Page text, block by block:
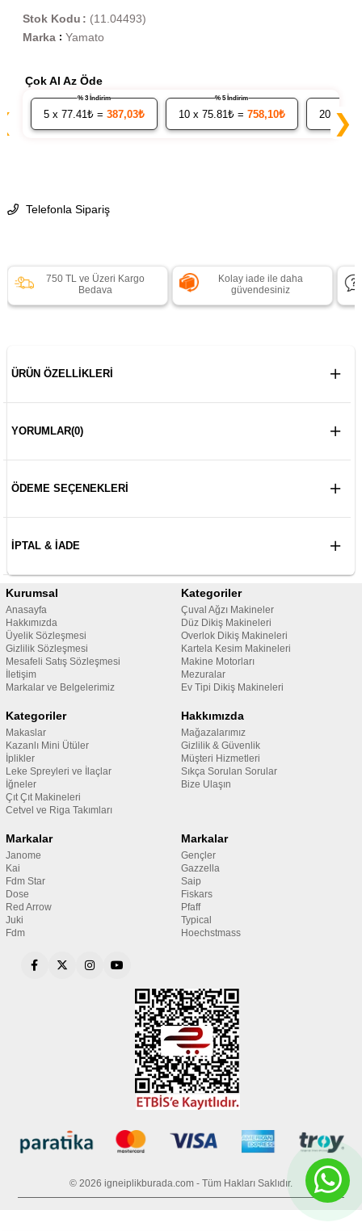
(11.04493)
Stok Kodu
Marka : Yamato
Çok Al Az Öde
5x 77.41₺ = 387,03₺
% 3 İndirim
10x 75.81₺ = 758,10₺
% 5 İndirim
20x❯
Telefonla Sipariş
750 TL ve Üzeri Kargo
Bedava
Kolay iade ile daha
güvendesiniz
ÜRÜN ÖZELLIKLERI
YORUMLAR(0)
ÖDEME SEÇENEKLERI
İPTAL & İADE
Kurumsal
Anasayfa
Hakkımızda
Üyelik Sözleşmesi
Gizlilik Sözleşmesi
Mesafeli Satış Sözleşmesi
İletişim
Markalar ve Belgelerimiz
Kategoriler
Çuval Ağzı Makineler
Düz Dikiş Makineleri
Overlok Dikiş Makineleri
Kartela Kesim Makineleri
Makine Motorları
Mezuralar
Ev Tipi Dikiş Makineleri
Kategoriler
Makaslar
Kazanlı Mini Ütüler
İplikler
Leke Spreyleri ve İlaçlar
İğneler
Çıt Çıt Makineleri
Cetvel ve Riga Takımları
Hakkımızda
Mağazalarımız
Gizlilik & Güvenlik
Müşteri Hizmetleri
Sıkça Sorulan Sorular
Bize Ulaşın
Markalar
Janome
Kai
Fdm Star
Dose
Red Arrow
Juki
Fdm
Markalar
Gençler
Gazzella
Saip
Fiskars
Pfaff
Typical
Hoechstmass
© 2026 igneiplikburada.com - Tüm Hakları Saklıdır.